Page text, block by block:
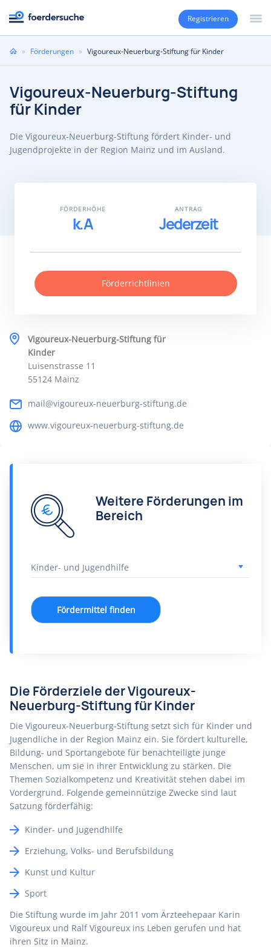
Registrieren
Sie» Förderungen » Vigoureux-Neuerburg-Stiftung für Kinder
Vigoureux-Neuerburg-Stiftung
für Kinder
Die Vigoureux-Neuerburg-Stiftung fördert Kinder- und
Jugendprojekte in der Region Mainz und im Ausland.
Vigoureux-Neuerburg-Stiftung für
Kinder
Luisenstrasse 11
55124 Mainz
mail@vigoureux-neuerburg-stiftung.de
www.vigoureux-neuerburg-stiftung.de
FÖRDERHÖHE
k.A
ANTRAG
Jederzeit
Förderrichtlinien
Weitere Förderungen im
Bereich
Fördermittel finden
Die Förderziele der Vigoureux-
Neuerburg-Stiftung für Kinder
Die Vigoureux-Neuerburg-Stiftung setzt sich für Kinder und
Jugendliche in der Region Mainz ein. Sie fördert kulturelle,
Bildung- und Sportangebote für benachteiligte junge
Menschen, um sie in ihrer Entwicklung zu stärken. Die
Themen Sozialkompetenz und Kreativität stehen dabei im
Vordergrund. Folgende gemeinnützige Zwecke sind laut
Satzung förderfähig:
Kinder- und Jugendhilfe
Erziehung, Volks- und Berufsbildung
Kunst und Kultur
Sport
Die Stiftung wurde im Jahr 2011 vom Ärzteehepaar Karin
Vigoureux und Ralf Vigoureux ins Leben gerufen und hat
ihren Sitz in Mainz.